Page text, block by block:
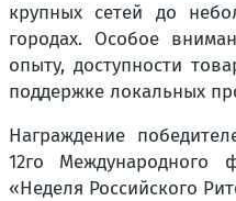
крупных сетей до
городах. Особое
опыту, доступности
поддержке локальных
Награждение
12го Международного
«Неделя Российского